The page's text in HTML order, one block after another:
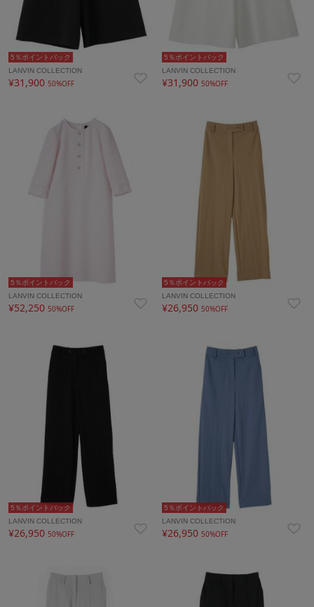
5％ポイントバック
LANVIN COLLECTION
¥31,900 50%OFF
5％ポイントバック
LANVIN COLLECTION
¥31,90050%OFF
5％ポイントバック
LANVIN COLLECTION
¥52,250 50%OFF
5％ポイントバック
LANVIN COLLECTION
¥26,95050%OFF
5％ポイントバック
LANVIN COLLECTION
¥26,950 50%OFF
5％ポイントバック
LANVIN COLLECTION
¥26,950 50%OFF